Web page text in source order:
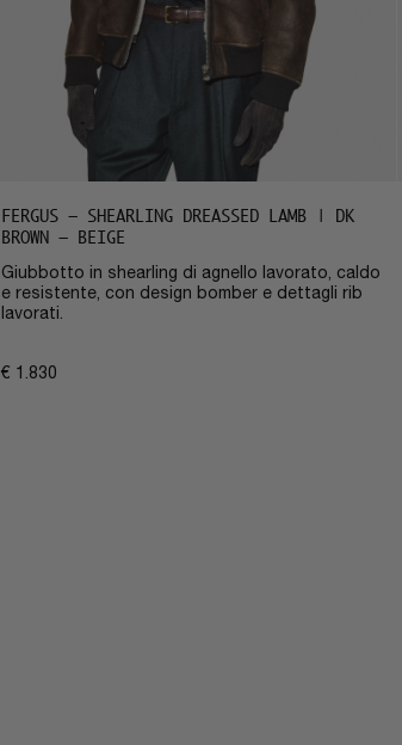
FERGUS – SHEARLING DREASSED LAMB | DK
BROWN – BEIGE
Giubbotto in shearling di agnello lavorato, caldo
e resistente, con design bomber e dettagli rib
lavorati.
€ 1.830